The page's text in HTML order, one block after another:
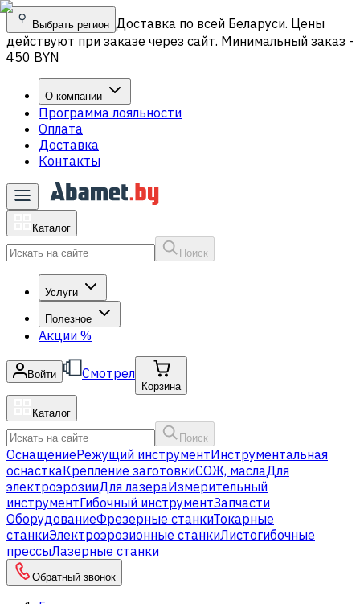
Выбрать регион Доставка по всей Беларуси. Цены
действуют при заказе через сайт. Минимальный заказ -
450 BYN
О компании
Программа лояльности
Оплата
Доставка
Контакты
Каталог
Поиск
Услуги
Полезное
Акции %
Войти Смотрел
Корзина
Каталог
Поиск
ОснащениеРежущий инструментИнструментальная
оснасткаКрепление заготовкиСОЖ, маслаДля
электроэрозииДля лазераИзмерительный
инструментГибочный инструментЗапчасти
ОборудованиеФрезерные станкиТокарные
станкиЭлектроэрозионные станкиЛистогибочные
прессыЛазерные станки
Обратный звонок